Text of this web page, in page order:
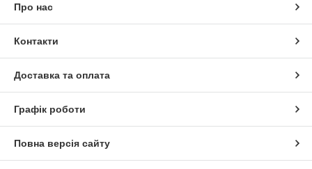
Про нас
Контакти
Доставка та оплата
Графік роботи
Повна версія сайту